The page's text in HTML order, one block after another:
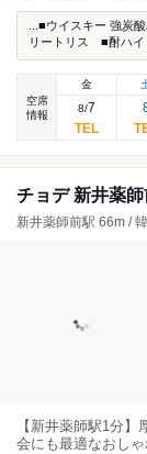
...■ウイスキー 強炭
リートリス ■酎ハ
空席
情報
金
8/7
チョデ 新井薬
新井薬師前駅 66m /
【新井薬師駅1分
会にも最適なおしゃ